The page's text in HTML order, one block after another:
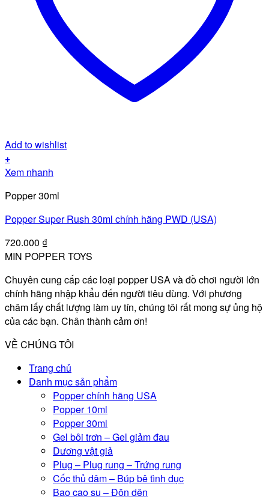
Add to wishlist
+
Xem nhanh
Popper 30ml
Popper Super Rush 30ml chính hãng PWD (USA)
720.000 ₫
MIN POPPER TOYS
Chuyên cung cấp các loại popper USA và đồ chơi người lớn
chính hãng nhập khẩu đến người tiêu dùng. Với phương
châm lấy chất lượng làm uy tín, chúng tôi rất mong sự ủng hộ
của các bạn. Chân thành cảm ơn!
VỀ CHÚNG TÔI
Trang chủ
Danh mục sản phẩm
Popper chính hãng USA
Popper 10ml
Popper 30ml
Gel bôi trơn – Gel giảm đau
Dương vật giả
Plug – Plug rung – Trứng rung
Cốc thủ dâm – Búp bê tình dục
Bao cao su – Đôn dên